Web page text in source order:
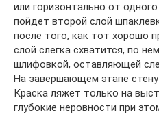
или горизонтально от
пойдет второй слой
после того, как тот хорошо
слой слегка схватится, по
шлифовкой, оставляющей
На завершающем этапе
Краска ляжет только на
глубокие неровности при